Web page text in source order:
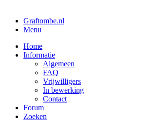
Graftombe.nl
Menu
Home
Informatie
Algemeen
FAQ
Vrijwilligers
In bewerking
Contact
Forum
Zoeken